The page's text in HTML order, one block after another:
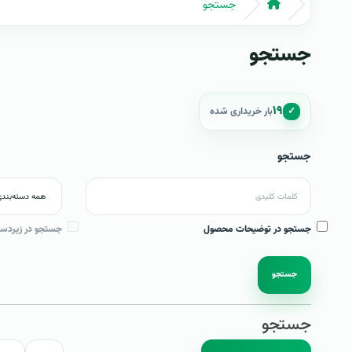
جستجو
جستجو
✓ ۱۹بار خریداری شده
جستجو
جستجو در توضیحات محصول جستجو در
جستجو
جستجو